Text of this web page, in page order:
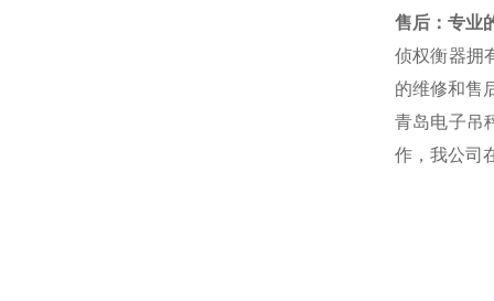
售后：专业
侦权衡器拥
的维修和售
青岛电子吊
作，我公司